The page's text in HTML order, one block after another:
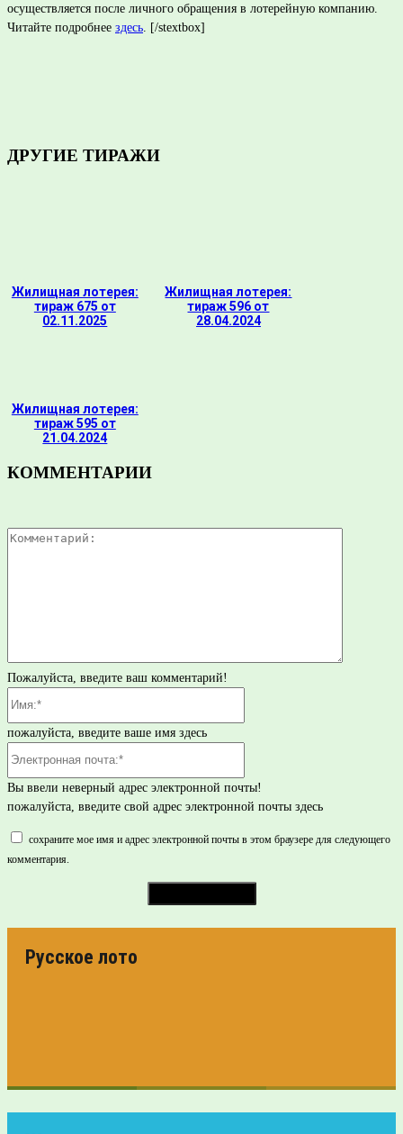
осуществляется после личного обращения в лотерейную компанию.
Читайте подробнее здесь . [/stextbox]
ДРУГИЕ ТИРАЖИ
Жилищная лотерея:
тираж 675 от
02.11.2025
Жилищная лотерея:
тираж 596 от
28.04.2024
Жилищная лотерея:
тираж 595 от
21.04.2024
КОММЕНТАРИИ
Пожалуйста, введите ваш комментарий!
пожалуйста, введите ваше имя здесь
Вы ввели неверный адрес электронной почты!
пожалуйста, введите свой адрес электронной почты здесь
сохраните мое имя и адрес электронной почты в этом браузере для следующего
комментария.
Русское лото
ПРОВЕРИТЬ